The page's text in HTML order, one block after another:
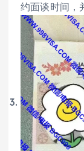
约面谈时间，